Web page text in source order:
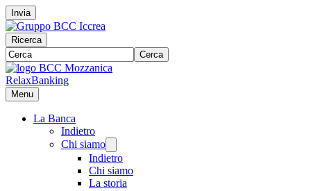
Invia
Ricerca
Cerca
RelaxBanking
Menu
La Banca
Indietro
Chi siamo
Indietro
Chi siamo
La storia